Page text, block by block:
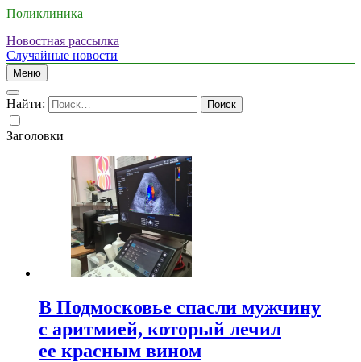
Поликлиника
Новостная рассылка
Случайные новости
Меню
Найти:
Заголовки
В Подмосковье спасли мужчину
с аритмией, который лечил
ее красным вином